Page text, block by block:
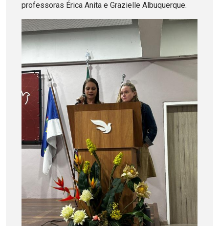
professoras Érica Anita e Grazielle Albuquerque.